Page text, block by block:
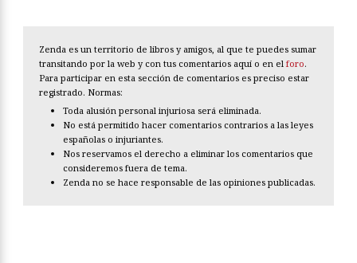
Zenda es un territorio de libros y amigos, al que te puedes sumar
transitando por la web y con tus comentarios aquí o en el foro.
Para participar en esta sección de comentarios es preciso estar
registrado. Normas:
Toda alusión personal injuriosa será eliminada.
No está permitido hacer comentarios contrarios a las leyes
españolas o injuriantes.
Nos reservamos el derecho a eliminar los comentarios que
consideremos fuera de tema.
Zenda no se hace responsable de las opiniones publicadas.